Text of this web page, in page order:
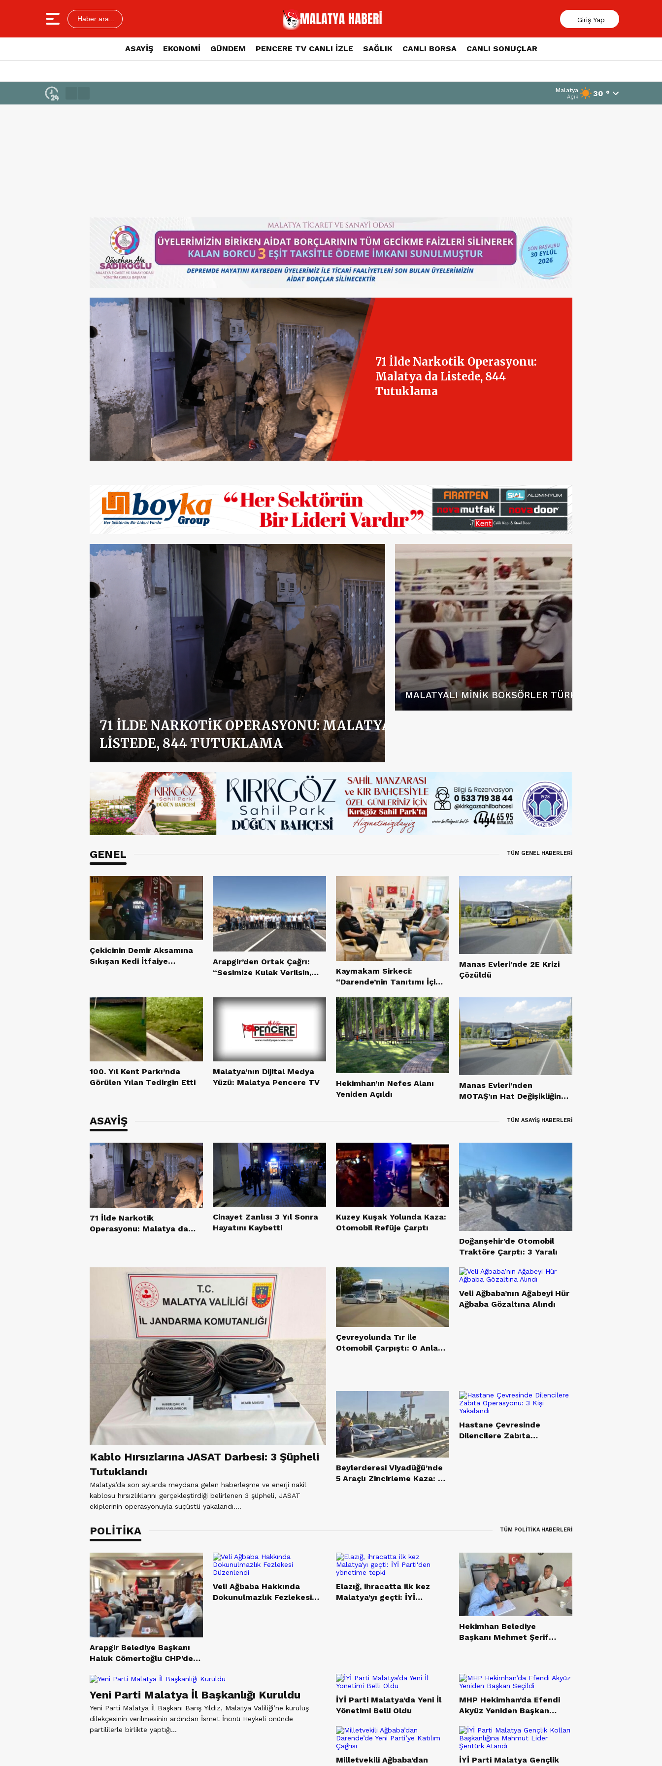
Haber ara... Giriş Yap
ASAYİŞ EKONOMİ GÜNDEM PENCERE TV CANLI İZLE SAĞLIK CANLI BORSA CANLI SONUÇLAR
Malatya
Açık 30 °
71 İlde Narkotik Operasyonu:
Malatya da Listede, 844
Tutuklama
71 İLDE NARKOTIK OPERASYONU: MALATYA DA
LISTEDE, 844 TUTUKLAMA
MALATYALI MINIK BOKSÖRLER TÜRKIYE ŞAMPIYONASI
GENEL TÜM GENEL HABERLERİ
Çekicinin Demir Aksamına
Sıkışan Kedi İtfaiye
Arapgir’den Ortak Çağrı:
“Sesimize Kulak Verilsin,
Kaymakam Sirkeci:
“Darende’nin Tanıtımı İçin
Çalışacağız”
Manas Evleri’nde 2E Krizi
Çözüldü
100. Yıl Kent Parkı’nda
Görülen Yılan Tedirgin Etti
Malatya’nın Dijital Medya
Yüzü: Malatya Pencere TV
Hekimhan’ın Nefes Alanı
Yeniden Açıldı
Manas Evleri’nden
MOTAŞ’ın Hat Değişikliğine
ASAYİŞ TÜM ASAYİŞ HABERLERİ
71 İlde Narkotik
Operasyonu: Malatya da
Cinayet Zanlısı 3 Yıl Sonra
Hayatını Kaybetti
Kuzey Kuşak Yolunda Kaza:
Otomobil Refüje Çarptı
Doğanşehir’de Otomobil
Traktöre Çarptı: 3 Yaralı
Kablo Hırsızlarına JASAT Darbesi: 3 Şüpheli
Tutuklandı
Malatya’da son aylarda meydana gelen haberleşme ve enerji nakil
kablosu hırsızlıklarını gerçekleştirdiği belirlenen 3 şüpheli, JASAT
ekiplerinin operasyonuyla suçüstü yakalandı....
Çevreyolunda Tır ile
Otomobil Çarpıştı: O Anlar
Veli Ağbaba’nın Ağabeyi Hür
Ağbaba Gözaltına Alındı
Beylerderesi Viyadüğü’nde
5 Araçlı Zincirleme Kaza: 1
Hastane Çevresinde
Dilencilere Zabıta
POLİTİKA TÜM POLİTİKA HABERLERİ
Arapgir Belediye Başkanı
Haluk Cömertoğlu CHP’den
Katıldı
Veli Ağbaba Hakkında
Dokunulmazlık Fezlekesi
Elazığ, ihracatta ilk kez
Malatya’yı geçti: İYİ
Hekimhan Belediye
Başkanı Mehmet Şerif
Yeni Parti Malatya İl Başkanlığı Kuruldu
Yeni Parti Malatya İl Başkanı Barış Yıldız, Malatya Valiliği’ne kuruluş
dilekçesinin verilmesinin ardından İsmet İnönü Heykeli önünde
partililerle birlikte yaptığı...
İYİ Parti Malatya’da Yeni İl
Yönetimi Belli Oldu
MHP Hekimhan’da Efendi
Akyüz Yeniden Başkan
Milletvekili Ağbaba’dan İYİ Parti Malatya Gençlik